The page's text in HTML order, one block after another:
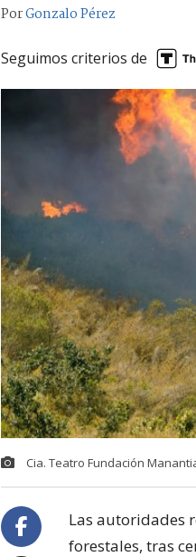
PorGonzalo Pérez
Seguimos criterios de
Cia. Teatro Fundación
Las autoridades
forestales, tras